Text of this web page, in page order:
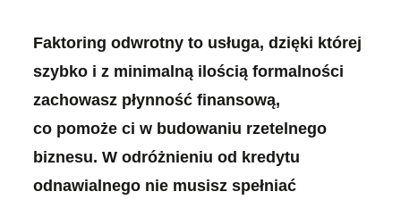
Faktoring odwrotny to usługa, dzięki której
szybko i z minimalną ilością formalności
zachowasz płynność finansową,
co pomoże ci w budowaniu rzetelnego
biznesu. W odróżnieniu od kredytu
odnawialnego nie musisz spełniać